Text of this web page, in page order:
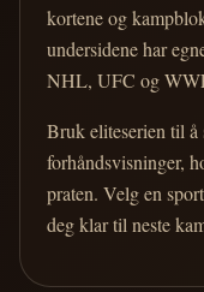
kortene og
undersidene har
NHL, UFC og
Bruk eliteserien til å
forhåndsvisninger,
praten. Velg en
deg klar til neste